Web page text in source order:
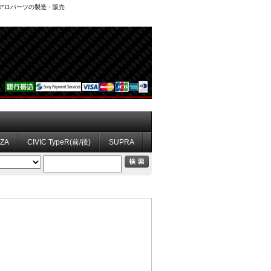
ロパーツの製造・販売
CIVIC TypeR(前/後) SUPRA